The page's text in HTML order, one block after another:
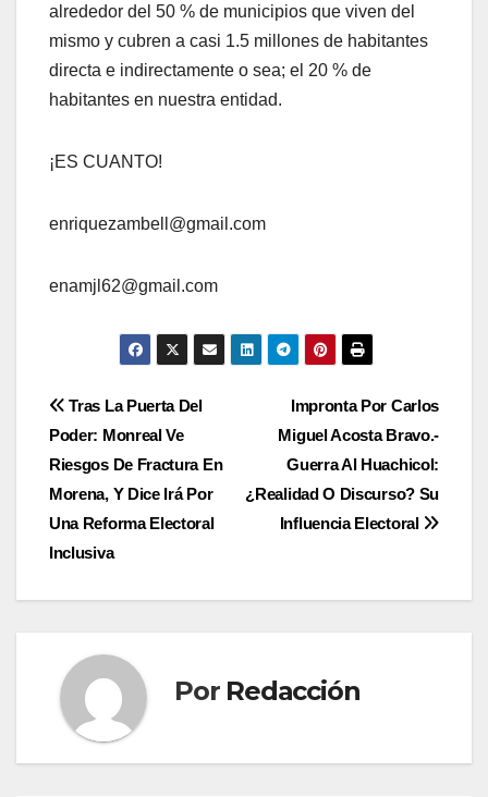
alrededor del 50 % de municipios que viven del
mismo y cubren a casi 1.5 millones de habitantes
directa e indirectamente o sea; el 20 % de
habitantes en nuestra entidad.
¡ES CUANTO!
enriquezambell@gmail.com
enamjl62@gmail.com
Navegación
de
entradas
Impronta Por Carlos
Miguel Acosta Bravo.-
Guerra Al Huachicol:
¿Realidad O Discurso? Su
Influencia Electoral
Tras La Puerta Del
Poder: Monreal Ve
Riesgos De Fractura En
Morena, Y Dice Irá Por
Una Reforma Electoral
Inclusiva
Por Redacción